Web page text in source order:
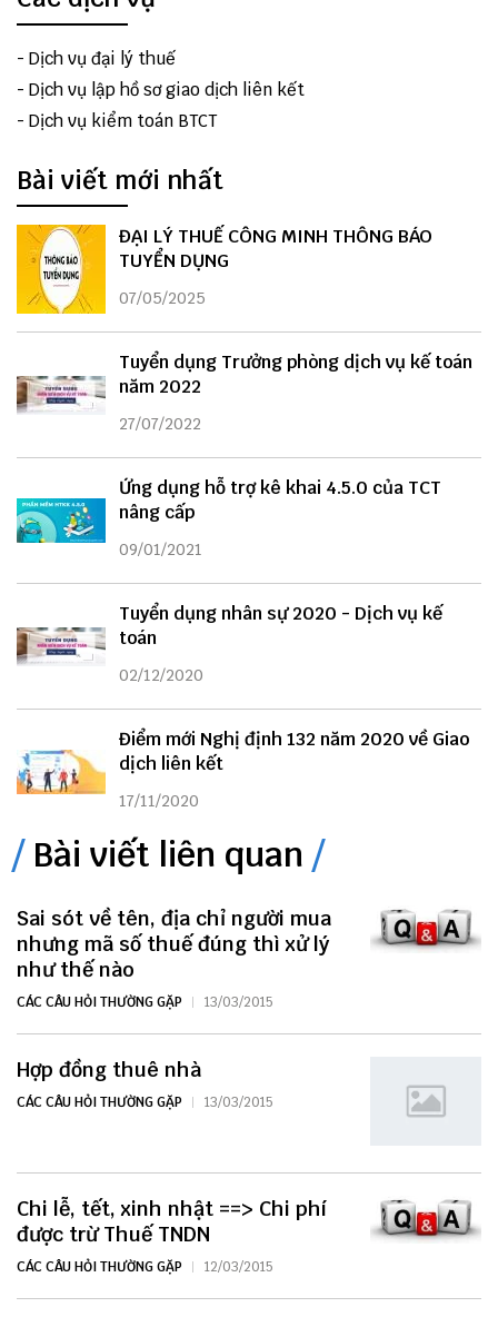
- Dịch vụ đại lý thuế
- Dịch vụ lập hồ sơ giao dịch liên kết
- Dịch vụ kiểm toán BTCT
Bài viết mới nhất
ĐẠI LÝ THUẾ CÔNG MINH THÔNG BÁO
TUYỂN DỤNG
07/05/2025
Tuyển dụng Trưởng phòng dịch vụ kế toán
năm 2022
27/07/2022
Ứng dụng hỗ trợ kê khai 4.5.0 của TCT
nâng cấp
09/01/2021
Tuyển dụng nhân sự 2020 - Dịch vụ kế
toán
02/12/2020
Điểm mới Nghị định 132 năm 2020 về Giao
dịch liên kết
17/11/2020
Bài viết liên quan
Sai sót về tên, địa chỉ người mua
nhưng mã số thuế đúng thì xử lý
như thế nào
CÁC CÂU HỎI THƯỜNG GẶP 13/03/2015
Hợp đồng thuê nhà
CÁC CÂU HỎI THƯỜNG GẶP 13/03/2015
Chi lễ, tết, xinh nhật ==> Chi phí
được trừ Thuế TNDN
CÁC CÂU HỎI THƯỜNG GẶP 12/03/2015